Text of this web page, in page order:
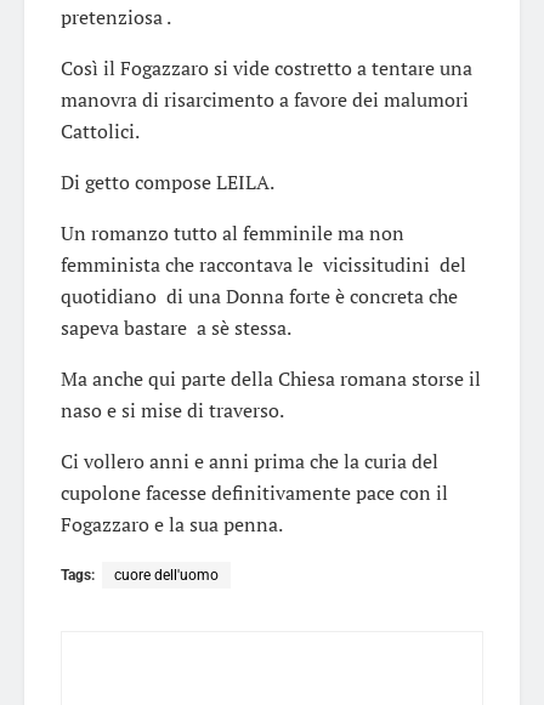
pretenziosa .
Così il Fogazzaro si vide costretto a tentare una
manovra di risarcimento a favore dei malumori
Cattolici.
Di getto compose LEILA.
Un romanzo tutto al femminile ma non
femminista che raccontava le vicissitudini del
quotidiano di una Donna forte è concreta che
sapeva bastare a sè stessa.
Ma anche qui parte della Chiesa romana storse il
naso e si mise di traverso.
Ci vollero anni e anni prima che la curia del
cupolone facesse definitivamente pace con il
Fogazzaro e la sua penna.
Tags: cuore dell'uomo